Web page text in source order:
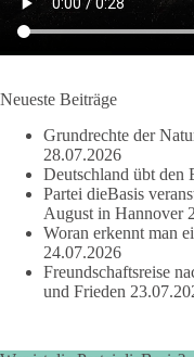
auf Basis seines
der Vorgang eines deutlich:
Antworten:
❓ Wie wurden politische
❓ Welche Maßnahmen
❓Und wer übernimmt die
Folgen für Kinder,
in unseren Rechtsstaat?
Neueste Beiträge
Grundrechte der
28.07.2026
Deutschland übt den
Partei dieBasis
August in Hannover
Woran erkennt man
24.07.2026
Freundschaftsreise
und Frieden